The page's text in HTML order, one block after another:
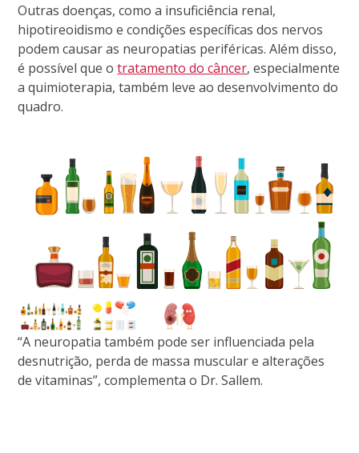
Outras doenças, como a insuficiência renal,
hipotireoidismo e condições específicas dos nervos
podem causar as neuropatias periféricas. Além disso,
é possível que otratamento do câncer, especialmente
a quimioterapia, também leve ao desenvolvimento do
quadro.
“A neuropatia também pode ser influenciada pela
desnutrição, perda de massa muscular e alterações
de vitaminas”, complementa o Dr. Sallem.